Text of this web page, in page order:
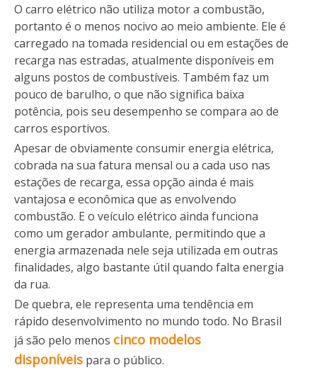
O carro elétrico não utiliza motor a combustão,
portanto é o menos nocivo ao meio ambiente. Ele é
carregado na tomada residencial ou em estações de
recarga nas estradas, atualmente disponíveis em
alguns postos de combustíveis. Também faz um
pouco de barulho, o que não significa baixa
potência, pois seu desempenho se compara ao de
carros esportivos.
Apesar de obviamente consumir energia elétrica,
cobrada na sua fatura mensal ou a cada uso nas
estações de recarga, essa opção ainda é mais
vantajosa e econômica que as envolvendo
combustão. E o veículo elétrico ainda funciona
como um gerador ambulante, permitindo que a
energia armazenada nele seja utilizada em outras
finalidades, algo bastante útil quando falta energia
da rua.
De quebra, ele representa uma tendência em
rápido desenvolvimento no mundo todo. No Brasil
já são pelo menos cinco modelos
disponíveis para o público.